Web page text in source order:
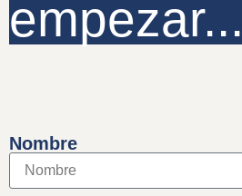
empezar...
Nombre